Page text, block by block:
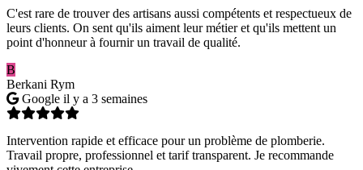
C'est rare de trouver des artisans aussi compétents et respectueux de
leurs clients. On sent qu'ils aiment leur métier et qu'ils mettent un
point d'honneur à fournir un travail de qualité.
B
Berkani Rym
Google il y a 3 semaines
Intervention rapide et efficace pour un problème de plomberie.
Travail propre, professionnel et tarif transparent. Je recommande